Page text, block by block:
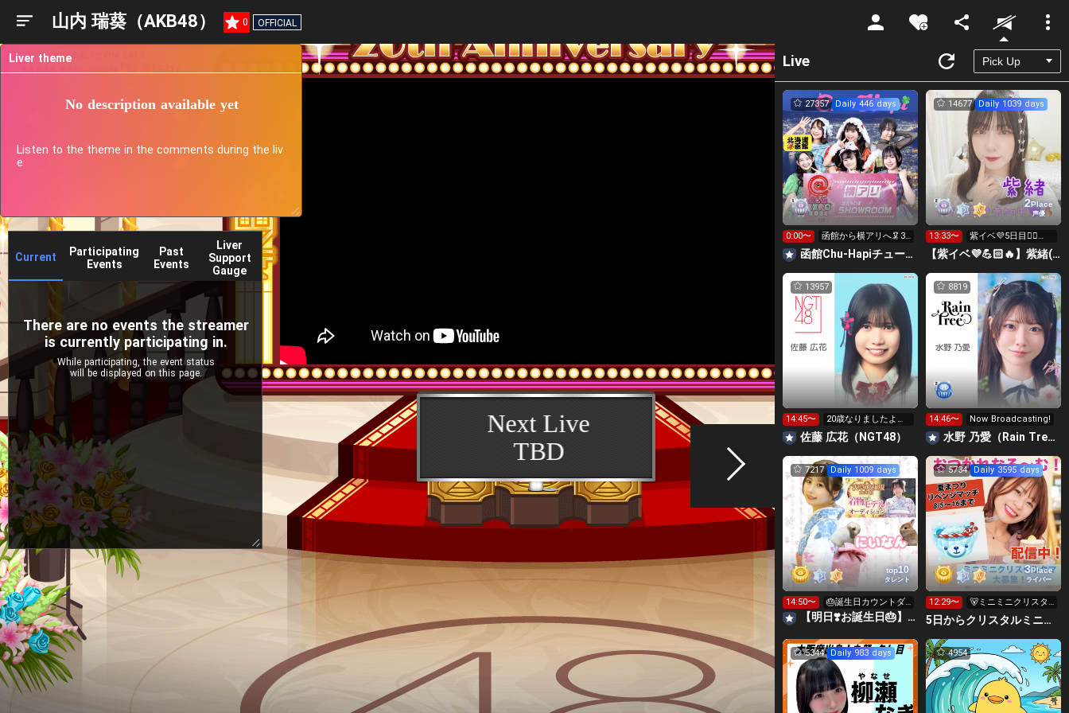
山内 瑞葵（AKB48） 0 OFFICIAL
Unmute
Current
Participating
Events
Past
Events
Liver
Support
Gauge
There are no events the streamer
is currently participating in.
While participating, the event status
will be displayed on this page.
Liver theme
No description available yet
Listen to the theme in the comments during the liv
e
Live
27357 Daily 446 days
0:00〜
函館から横アリへ🦑32
0万pt目標！キラ星
求！
函館Chu-Hapiチューハピ🌈
2Place
声優
14677 Daily 1039 days
13:33〜
紫イベ💜5日目❤️‍🔥❤️‍🔥ﾕ
ｶｰﾀ👘
【紫イベ💜💪🏻🔥】紫緒(しお)ルーム💜🧸
13957
14:45〜
20歳なりましたよ
ー！
佐藤 広花（NGT48）
8819
14:46〜 Now Broadcasting!
水野 乃愛（Rain Tree）
top10
タレント
7217 Daily 1009 days
14:50〜
🎂誕生日カウントダ
ウン🎂
【明日❣️お誕生日🎂】長谷川新奈🐰🥕
3Place
ライバー
5734 Daily 3595 days
12:29〜
🐻ミニミニクリスタ
ルクマ🐻くださ
い！！
5日からクリスタルミニクマ🐻おつかれなる～む！大塚れな🍓
5344 Daily 983 days 4954